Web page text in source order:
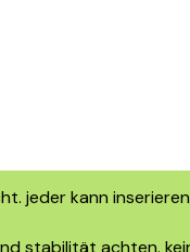
jeder kann